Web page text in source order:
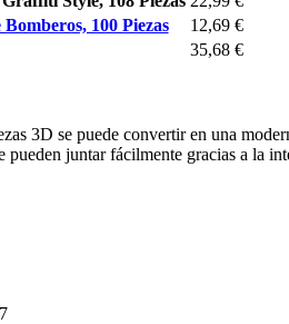
100 Piezas
12,69 €
35,68 €
3D se puede convertir en una
pueden juntar fácilmente gracias a la